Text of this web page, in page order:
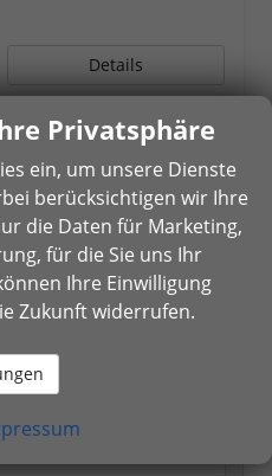
Details
g/km
Privatsphäre
ein, um unsere Dienste
berücksichtigen wir Ihre
die Daten für Marketing,
für die Sie uns Ihr
Ihre Einwilligung
Zukunft widerrufen.